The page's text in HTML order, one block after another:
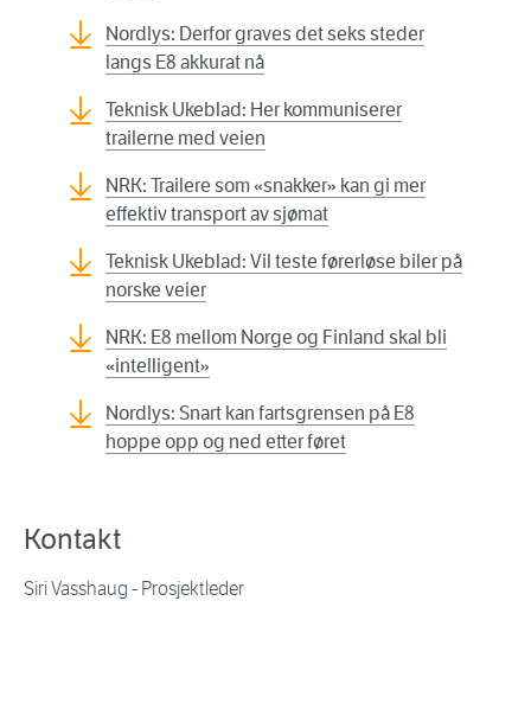
Nordlys: Derfor graves det seks steder
langs E8 akkurat nå
Teknisk Ukeblad: Her kommuniserer
trailerne med veien
NRK: Trailere som «snakker» kan gi mer
effektiv transport av sjømat
Teknisk Ukeblad: Vil teste førerløse biler på
norske veier
NRK: E8 mellom Norge og Finland skal bli
«intelligent»
Nordlys: Snart kan fartsgrensen på E8
hoppe opp og ned etter føret
Kontakt
Siri Vasshaug - Prosjektleder